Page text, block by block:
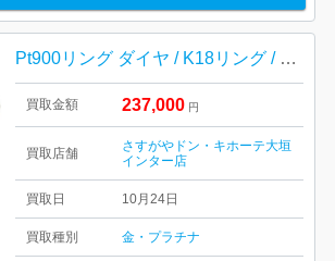
Pt900リング ダイヤ / K18リング / Pt900イヤリング
買取金額 237,000 円
買取店舗
さすがやドン・キホーテ大垣
インター店
買取日 10月24日
買取種別 金・プラチナ